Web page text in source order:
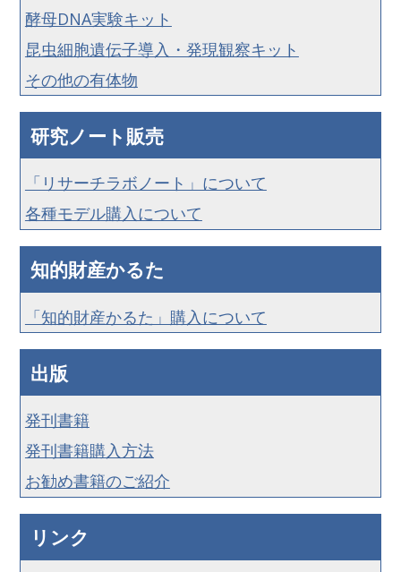
酵母DNA実験キット
昆虫細胞遺伝子導入・発現観察キット
その他の有体物
研究ノート販売
「リサーチラボノート」について
各種モデル購入について
知的財産かるた
「知的財産かるた」購入について
出版
発刊書籍
発刊書籍購入方法
お勧め書籍のご紹介
リンク